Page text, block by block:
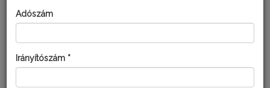
Adószám
Irányítószám *